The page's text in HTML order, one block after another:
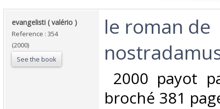
‎evangelisti ( valério )‎
Reference : 354
(2000)
See the book
‎le roman de
2000 payot
broché 381